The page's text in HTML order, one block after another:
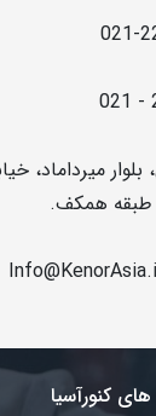
بلوار میرداماد،
کنورآسیا